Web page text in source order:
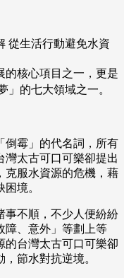
的核心項目之一，更是
」的七大領域之一。
倒霉」的代名詞，所有
灣太古可口可樂卻提出
克服水資源的危機，藉
境。
事不順，不少人便紛紛
障、意外」等劃上等
的台灣太古可口可樂卻
節水對抗逆境。